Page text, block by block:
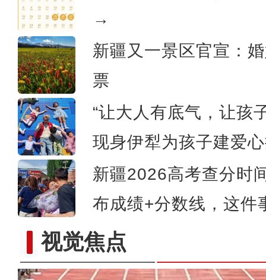
→
新疆又一景区官宣：
票
“让大人有底气，让孩
现身伊犁为孩子建爱
新疆2026高考查分时
布成绩+分数线，这件
视觉焦点
阿根廷留学生费琪娜：在新疆 我收到
新疆：特警护航高考，执勤